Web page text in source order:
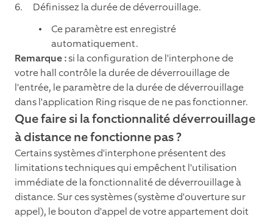
Définissez la durée de déverrouillage.
Ce paramètre est enregistré
automatiquement.
Remarque :si la configuration de l'interphone de
votre hall contrôle la durée de déverrouillage de
l'entrée, le paramètre de la durée de déverrouillage
dans l'application Ring risque de ne pas fonctionner.
Que faire si la fonctionnalité déverrouillage
à distance ne fonctionne pas ?
Certains systèmes d'interphone présentent des
limitations techniques qui empêchent l'utilisation
immédiate de la fonctionnalité de déverrouillage à
distance. Sur ces systèmes (système d'ouverture sur
appel), le bouton d'appel de votre appartement doit